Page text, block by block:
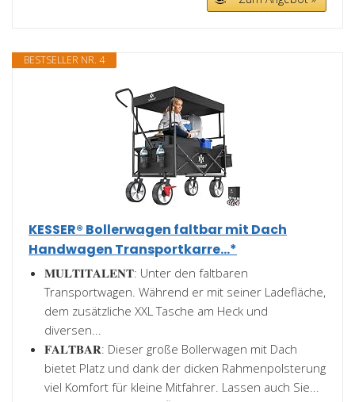
BESTSELLER NR. 4
KESSER® Bollerwagen faltbar mit Dach
Handwagen Transportkarre...*
𝐌𝐔𝐋𝐓𝐈𝐓𝐀𝐋𝐄𝐍𝐓: Unter den faltbaren
Transportwagen. Während er mit seiner Ladefläche,
dem zusätzliche XXL Tasche am Heck und
diversen...
𝐅𝐀𝐋𝐓𝐁𝐀𝐑: Dieser große Bollerwagen mit Dach
bietet Platz und dank der dicken Rahmenpolsterung
viel Komfort für kleine Mitfahrer. Lassen auch Sie...